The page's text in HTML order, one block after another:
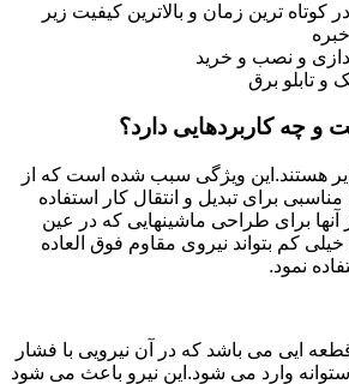
در کوتاه ترین زمان و بالاترین کیفیت زیر
و نصب و خرید
و تابلو برق
چه کاربردهایی دارد؟
هستند.این ویژگی سبب شده است که از
برای تبدیل و انتقال کار استفاده
آنها برای طراحی ماشینهایی که در عین
کم بتواند نیروی مقاوم فوق العاده
نمود.
ایی می باشد که در آن نیرویی با فشار
وارد می شود.این نیرو باعث می شود